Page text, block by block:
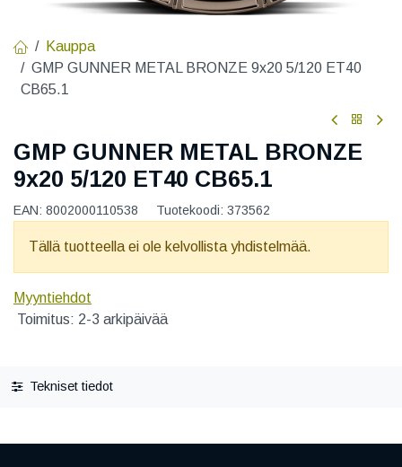
Kauppa
GMP GUNNER METAL BRONZE 9x20 5/120 ET40
CB65.1
GMP GUNNER METAL BRONZE
9x20 5/120 ET40 CB65.1
EAN: 8002000110538 Tuotekoodi: 373562
Tällä tuotteella ei ole kelvollista yhdistelmää.
Myyntiehdot
Toimitus: 2-3 arkipäivää
Tekniset tiedot